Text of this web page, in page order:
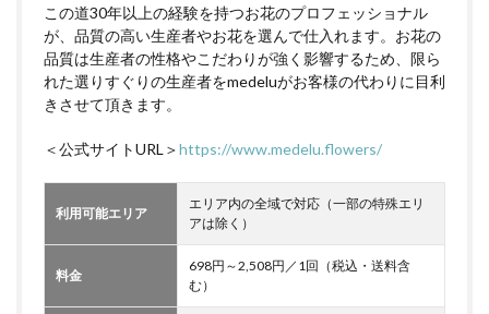
この道30年以上の経験を持つお花のプロフェッショナル
が、品質の高い生産者やお花を選んで仕入れます。お花の
品質は生産者の性格やこだわりが強く影響するため、限ら
れた選りすぐりの生産者をmedeluがお客様の代わりに目利
きさせて頂きます。
＜公式サイトURL＞https://www.medelu.flowers/
利用可能エリア
エリア内の全域で対応（一部の特殊エリ
アは除く）
料金
698円～2,508円／1回（税込・送料含
む）